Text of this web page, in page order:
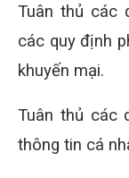
Tuân thủ các
các quy định
khuyến mại.
Tuân thủ các
thông tin cá